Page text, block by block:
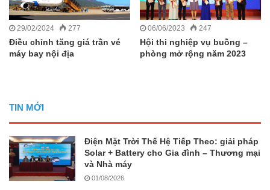
29/02/2024 277
Điều chỉnh tăng giá trần vé
máy bay nội địa
06/06/2023 247
Hội thi nghiệp vụ buồng –
phòng mở rộng năm 2023
TIN MỚI
Điện Mặt Trời Thế Hệ Tiếp Theo: giải pháp
Solar + Battery cho Gia đình – Thương mại
và Nhà máy
01/08/2026